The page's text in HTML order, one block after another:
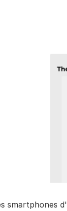
smartphones